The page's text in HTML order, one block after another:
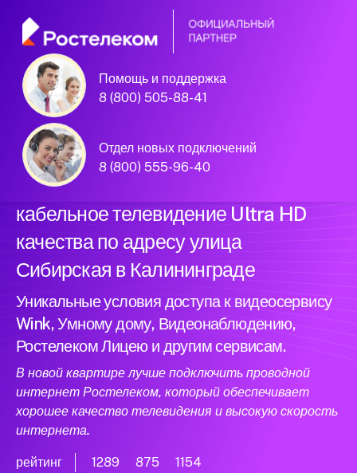
Помощь и поддержка
8 (800) 505-88-41
Отдел новых подключений
8 (800) 555-96-40
Официальный
партнер Ростелеком
Подключили новый интернет и
кабельное телевидение Ultra HD
качества по адресу улица
Сибирская в Калининграде
Уникальные условия доступа к видеосервису
Wink, Умному дому, Видеонаблюдению,
Ростелеком Лицею и другим сервисам.
В новой квартире лучше подключить проводной
интернет Ростелеком, который обеспечивает
хорошее качество телевидения и высокую скорость
интернета.
рейтинг 1289 875 1154